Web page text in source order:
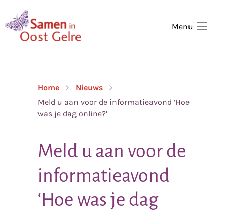
Menu
Home
Nieuws
Meld u aan voor de informatieavond ‘Hoe
was je dag online?’
Meld u aan voor de
informatieavond
‘Hoe was je dag